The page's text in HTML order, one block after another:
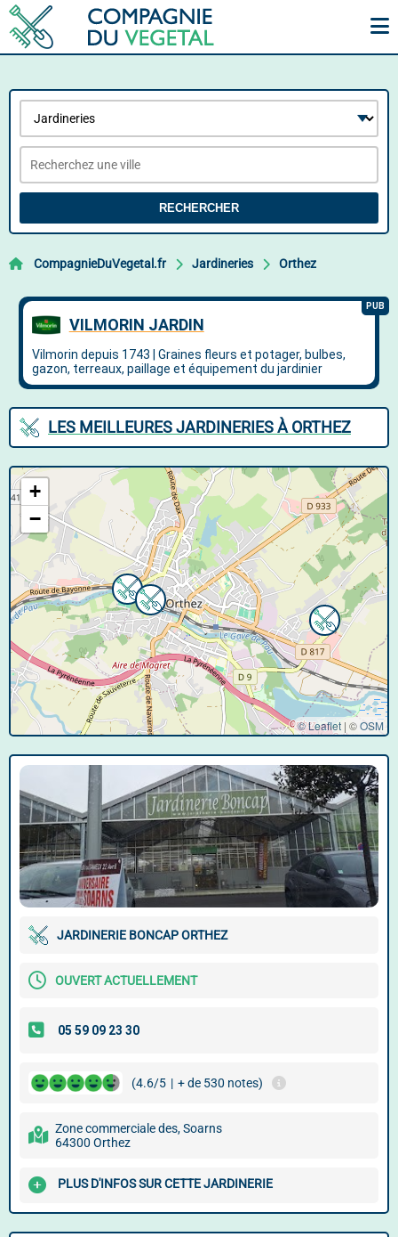
RECHERCHER
CompagnieDuVegetal.fr Jardineries Orthez
LES MEILLEURES JARDINERIES À ORTHEZ
+
−
© Leaflet | ©OSM
JARDINERIE BONCAP ORTHEZ
OUVERT ACTUELLEMENT
(4.6/5 | + de 530 notes)
Zone commerciale des, Soarns
64300 Orthez
PLUS D'INFOS SUR CETTE JARDINERIE